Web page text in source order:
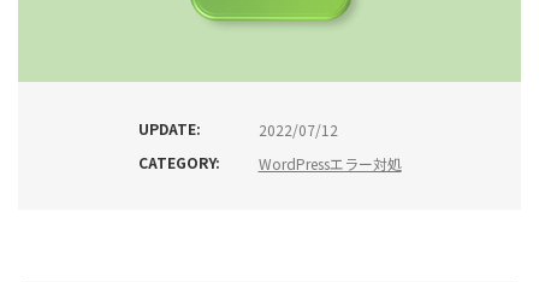
UPDATE:
2022/07/12
CATEGORY:
WordPressエラー対処